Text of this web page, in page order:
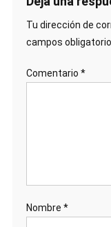
Tu dirección de
campos
Comentario *
Nombre *